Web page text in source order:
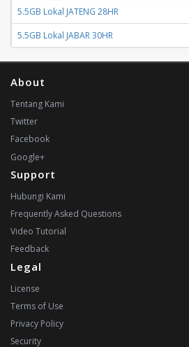
5.5GB Lokal JATENG 28HR
5.5GB Lokal JABAR 30HR
About
Tentang Kami
Twitter
Facebook
Google+
Support
Hubungi Kami
Frequently Asked Questions
Video Tutorial
Feedback
Legal
License
Terms of Use
Privacy Policy
Security